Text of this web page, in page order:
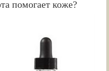
помогает коже?